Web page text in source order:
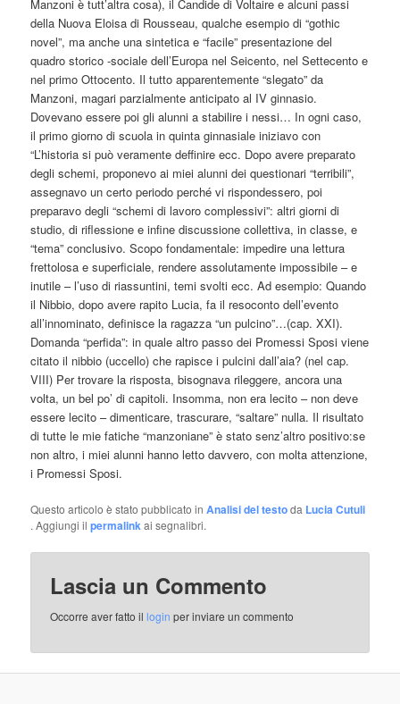
Manzoni è tutt’altra cosa), il Candide di Voltaire e alcuni passi
della Nuova Eloisa di Rousseau, qualche esempio di “gothic
novel”, ma anche una sintetica e “facile” presentazione del
quadro storico -sociale dell’Europa nel Seicento, nel Settecento e
nel primo Ottocento. Il tutto apparentemente “slegato” da
Manzoni, magari parzialmente anticipato al IV ginnasio.
Dovevano essere poi gli alunni a stabilire i nessi… In ogni caso,
il primo giorno di scuola in quinta ginnasiale iniziavo con
“L’historia si può veramente deffinire ecc. Dopo avere preparato
degli schemi, proponevo ai miei alunni dei questionari “terribili”,
assegnavo un certo periodo perché vi rispondessero, poi
preparavo degli “schemi di lavoro complessivi”: altri giorni di
studio, di riflessione e infine discussione collettiva, in classe, e
“tema” conclusivo. Scopo fondamentale: impedire una lettura
frettolosa e superficiale, rendere assolutamente impossibile – e
inutile – l’uso di riassuntini, temi svolti ecc. Ad esempio: Quando
il Nibbio, dopo avere rapito Lucia, fa il resoconto dell’evento
all’innominato, definisce la ragazza “un pulcino”…(cap. XXI).
Domanda “perfida”: in quale altro passo dei Promessi Sposi viene
citato il nibbio (uccello) che rapisce i pulcini dall’aia? (nel cap.
VIII) Per trovare la risposta, bisognava rileggere, ancora una
volta, un bel po’ di capitoli. Insomma, non era lecito – non deve
essere lecito – dimenticare, trascurare, “saltare” nulla. Il risultato
di tutte le mie fatiche “manzoniane” è stato senz’altro positivo:se
non altro, i miei alunni hanno letto davvero, con molta attenzione,
i Promessi Sposi.
Questo articolo è stato pubblicato inAnalisi del testoda Lucia Cutuli
. Aggiungi ilpermalinkai segnalibri.
Lascia un Commento
Occorre aver fatto illogin per inviare un commento